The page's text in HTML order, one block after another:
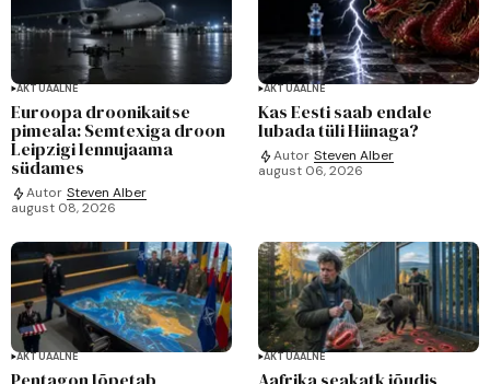
AKTUAALNE
Euroopa droonikaitse
pimeala: Semtexiga droon
Leipzigi lennujaama
südames
Autor Steven Alber
august 08, 2026
AKTUAALNE
Kas Eesti saab endale
lubada tüli Hiinaga?
Autor Steven Alber
august 06, 2026
AKTUAALNE AKTUAALNE